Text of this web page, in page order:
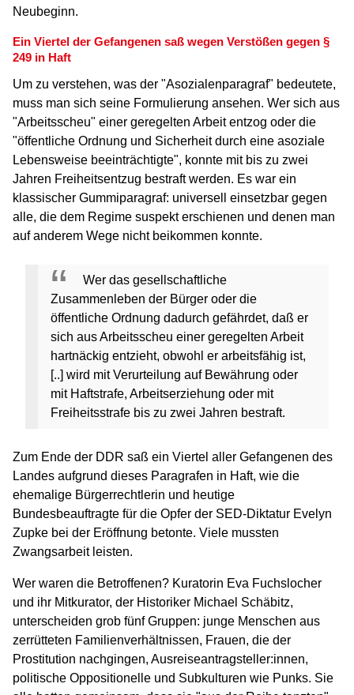
Neubeginn.
Ein Viertel der Gefangenen saß wegen Verstößen gegen §
249 in Haft
Um zu verstehen, was der "Asozialenparagraf" bedeutete,
muss man sich seine Formulierung ansehen. Wer sich aus
"Arbeitsscheu" einer geregelten Arbeit entzog oder die
"öffentliche Ordnung und Sicherheit durch eine asoziale
Lebensweise beeinträchtigte", konnte mit bis zu zwei
Jahren Freiheitsentzug bestraft werden. Es war ein
klassischer Gummiparagraf: universell einsetzbar gegen
alle, die dem Regime suspekt erschienen und denen man
auf anderem Wege nicht beikommen konnte.
Wer das gesellschaftliche
Zusammenleben der Bürger oder die
öffentliche Ordnung dadurch gefährdet, daß er
sich aus Arbeitsscheu einer geregelten Arbeit
hartnäckig entzieht, obwohl er arbeitsfähig ist,
[..] wird mit Verurteilung auf Bewährung oder
mit Haftstrafe, Arbeitserziehung oder mit
Freiheitsstrafe bis zu zwei Jahren bestraft.
Zum Ende der DDR saß ein Viertel aller Gefangenen des
Landes aufgrund dieses Paragrafen in Haft, wie die
ehemalige Bürgerrechtlerin und heutige
Bundesbeauftragte für die Opfer der SED-Diktatur Evelyn
Zupke bei der Eröffnung betonte. Viele mussten
Zwangsarbeit leisten.
Wer waren die Betroffenen? Kuratorin Eva Fuchslocher
und ihr Mitkurator, der Historiker Michael Schäbitz,
unterscheiden grob fünf Gruppen: junge Menschen aus
zerrütteten Familienverhältnissen, Frauen, die der
Prostitution nachgingen, Ausreiseantragsteller:innen,
politische Oppositionelle und Subkulturen wie Punks. Sie